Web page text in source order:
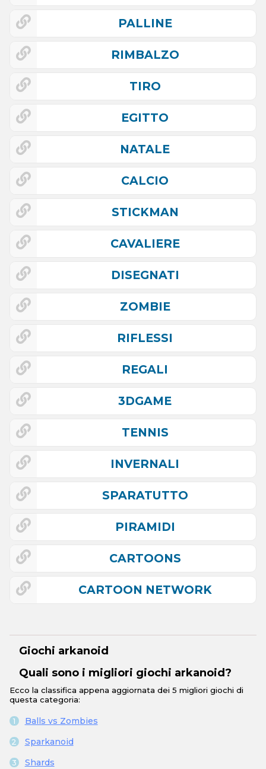
PALLINE
RIMBALZO
TIRO
EGITTO
NATALE
CALCIO
STICKMAN
CAVALIERE
DISEGNATI
ZOMBIE
RIFLESSI
REGALI
3DGAME
TENNIS
INVERNALI
SPARATUTTO
PIRAMIDI
CARTOONS
CARTOON NETWORK
Giochi arkanoid
Quali sono i migliori giochi arkanoid?
Ecco la classifica appena aggiornata dei 5 migliori giochi di
questa categoria:
Balls vs Zombies
Sparkanoid
Shards